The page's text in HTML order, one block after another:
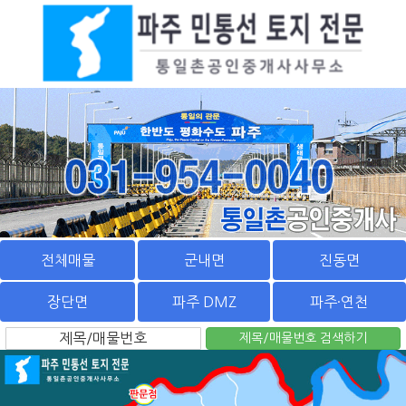
전체매물 군내면 진동면
장단면 파주 DMZ 파주·연천